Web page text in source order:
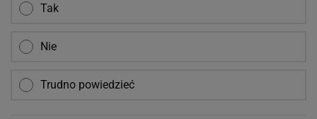
Tak
Nie
Trudno powiedzieć